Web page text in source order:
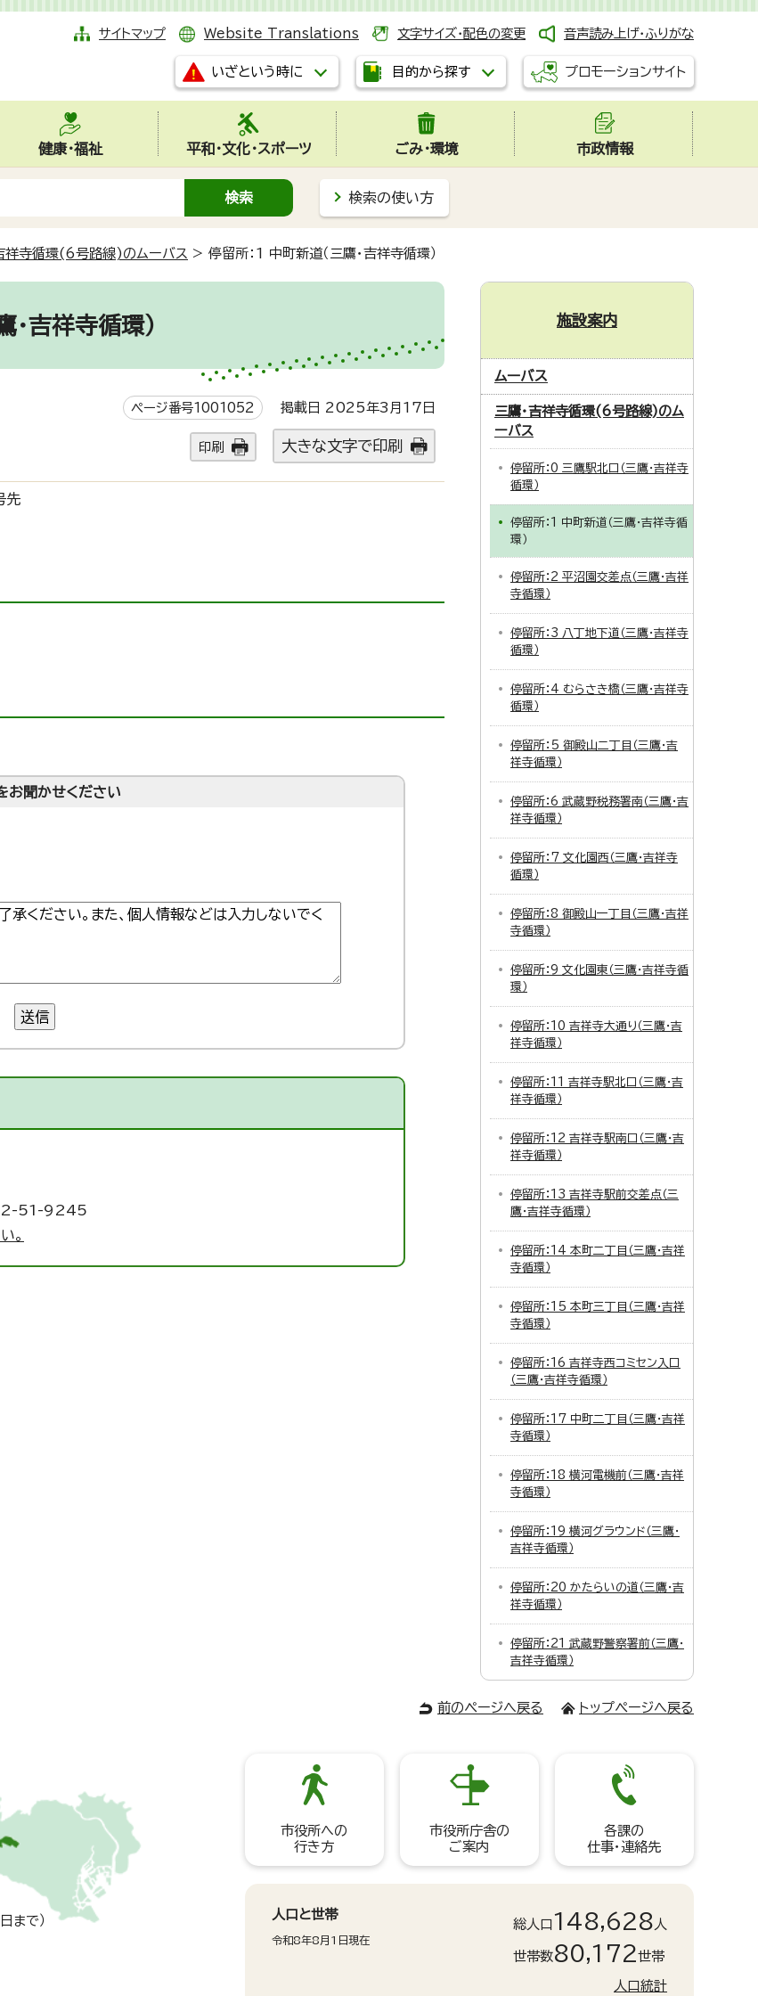
サイトマップ Website Translations 文字サイズ・配色の変更 音声読み上げ・ふりがな
いざという時に 目的から探す プロモーションサイト
健康・福祉 平和・文化・スポーツ ごみ・環境 市政情報
検索の使い方
祥寺循環(6号路線)のムーバス > 停留所：1 中町新道（三鷹・吉祥寺循環）
・吉祥寺循環）
ページ番号1001052 掲載日 2025年3月17日
印刷 大きな文字で印刷
先
お聞かせください
送信
51-9245
。
施設案内
ムーバス
三鷹・吉祥寺循環(6号路線)のム
ーバス
停留所：0 三鷹駅北口（三鷹・吉祥寺
循環）
停留所：1 中町新道（三鷹・吉祥寺循
環）
停留所：2 平沼園交差点（三鷹・吉祥
寺循環）
停留所：3 八丁地下道（三鷹・吉祥寺
循環）
停留所：4 むらさき橋（三鷹・吉祥寺
循環）
停留所：5 御殿山二丁目（三鷹・吉
祥寺循環）
停留所：6 武蔵野税務署南（三鷹・吉
祥寺循環）
停留所：7 文化園西（三鷹・吉祥寺
循環）
停留所：8 御殿山一丁目（三鷹・吉祥
寺循環）
停留所：9 文化園東（三鷹・吉祥寺循
環）
停留所：10 吉祥寺大通り（三鷹・吉
祥寺循環）
停留所：11 吉祥寺駅北口（三鷹・吉
祥寺循環）
停留所：12 吉祥寺駅南口（三鷹・吉
祥寺循環）
停留所：13 吉祥寺駅前交差点（三
鷹・吉祥寺循環）
停留所：14 本町二丁目（三鷹・吉祥
寺循環）
停留所：15 本町三丁目（三鷹・吉祥
寺循環）
停留所：16 吉祥寺西コミセン入口
（三鷹・吉祥寺循環）
停留所：17 中町二丁目（三鷹・吉祥
寺循環）
停留所：18 横河電機前（三鷹・吉祥
寺循環）
停留所：19 横河グラウンド（三鷹・
吉祥寺循環）
停留所：20 かたらいの道（三鷹・吉
祥寺循環）
停留所：21 武蔵野警察署前（三鷹・
吉祥寺循環）
前のページへ戻る トップページへ戻る
まで）
市役所への
行き方
市役所庁舎の
ご案内
各課の
仕事・連絡先
人口と世帯
令和8年8月1日現在
総人口 148,628 人
世帯数80,172世帯
人口統計